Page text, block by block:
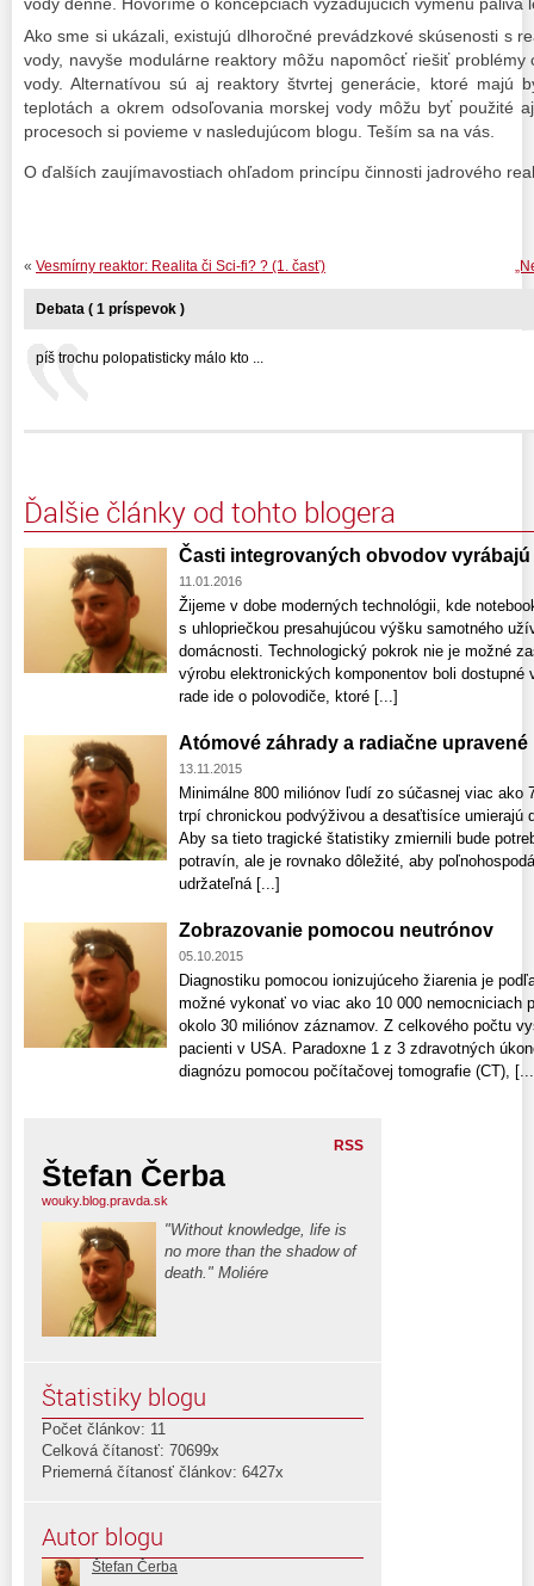
Ako sme si ukázali, existujú dlhoročné prevádzkové skúsenosti s
vody, navyše modulárne reaktory môžu napomôcť riešiť problémy
vody. Alternatívou sú aj reaktory štvrtej generácie, ktoré majú
teplotách a okrem odsoľovania morskej vody môžu byť použité
procesoch si povieme v nasledujúcom blogu. Teším sa na vás.
O ďalších zaujímavostiach ohľadom princípu činnosti jadrového
« Vesmírny reaktor: Realita či Sci-fi? ? (1. časť)
Debata ( 1 príspevok )
píš trochu polopatisticky málo kto ...
Ďalšie články od tohto blogera
Časti integrovaných obvodov
11.01.2016
Žijeme v dobe moderných technológii, kde
s uhlopriečkou presahujúcou výšku samotného
domácnosti. Technologický pokrok nie je možné
výrobu elektronických komponentov boli
rade ide o polovodiče, ktoré [...]
Atómové záhrady a radiačne
13.11.2015
Minimálne 800 miliónov ľudí zo súčasnej viac ako
trpí chronickou podvýživou a desaťtisíce umierajú
Aby sa tieto tragické štatistiky zmiernili bude
potravín, ale je rovnako dôležité, aby
udržateľná [...]
Zobrazovanie pomocou neutrónov
05.10.2015
Diagnostiku pomocou ionizujúceho žiarenia je
možné vykonať vo viac ako 10 000 nemocniciach
okolo 30 miliónov záznamov. Z celkového počtu
pacienti v USA. Paradoxne 1 z 3 zdravotných
diagnózu pomocou počítačovej tomografie (CT),
RSS
Štefan Čerba
wouky.blog.pravda.sk
"Without knowledge, life is
no more than the shadow of
death." Moliére
Štatistiky blogu
Počet článkov: 11
Celková čítanosť: 70699x
Priemerná čítanosť článkov: 6427x
Autor blogu
Štefan Čerba